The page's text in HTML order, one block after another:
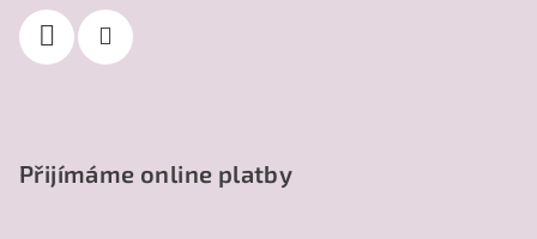
Přijímáme online platby